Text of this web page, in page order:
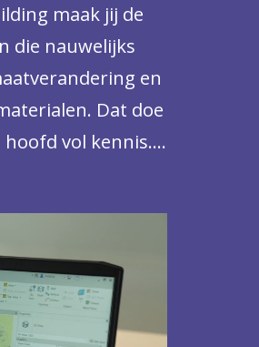
maak jij de
die nauwelijks
en
Dat doe
vol kennis.
uitvoerende
bouwbedrijf,
bedrijf.